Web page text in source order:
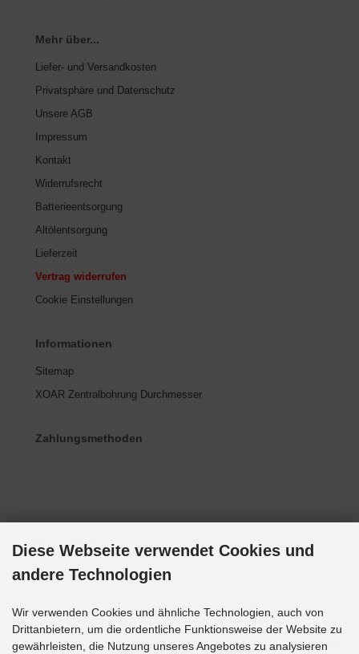
Mehr über...
Liefer- und Versandkosten
Privatsphäre und Datenschutz
Unsere AGB
Impressum
Kontakt
Widerrufsrecht
Batterieentsorgung
Altölentsorgung
Lieferzeit
Vertrag widerrufen
Cookie Einstellungen
Informationen
Sitemap
XOAR Zentralbohrung Durchmesser
Zahlungsmethoden
Social Media
Alle Preise inkl. gesetzl. MwSt. zzgl.Versandkosten. Die durchgestrichenen Preise
Diese Webseite verwendet Cookies und
andere Technologien
Wir verwenden Cookies und ähnliche Technologien, auch von
Drittanbietern, um die ordentliche Funktionsweise der Website zu
gewährleisten, die Nutzung unseres Angebotes zu analysieren